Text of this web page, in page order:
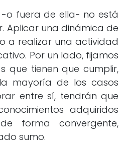
-o fuera de ella- no está
Aplicar una dinámica de
a realizar una actividad
Por un lado, fijamos
que tienen que cumplir,
mayoría de los casos
entre sí, tendrán que
adquiridos
forma convergente,
sumo.